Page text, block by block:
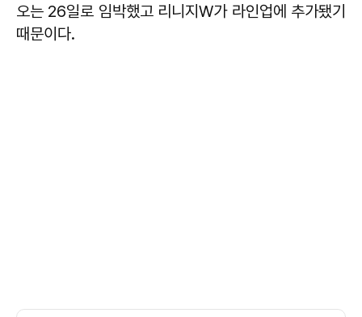
오는 26일로 임박했고 리니지W가 라인업에 추가됐기
때문이다.